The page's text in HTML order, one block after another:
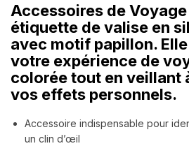
Accessoires de
étiquette de valise en
avec motif papillon.
votre expérience de
colorée tout en veillant
vos effets personnels.
Accessoire indispensable pour
un clin d’œil